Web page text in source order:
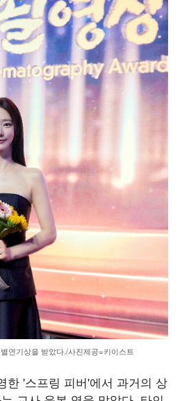
연기상을 받았다./사진제공=키이스트
한 '스프링 피버'에서 과거의 상